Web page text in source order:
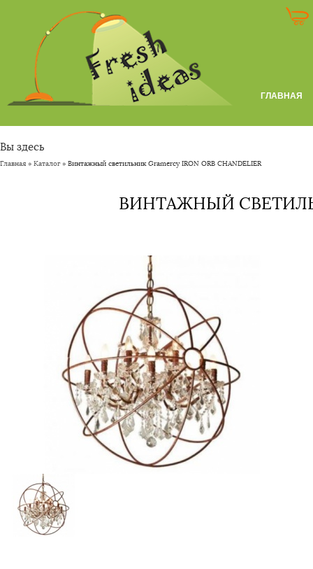
ГЛАВНАЯ
Вы здесь
Главная » Каталог» Винтажный светильник Gramercy IRON ORB CHANDELIER
ВИНТАЖНЫЙ